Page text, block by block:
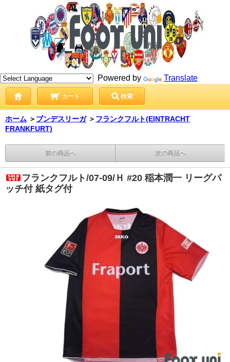
Powered by Translate
カート 検索
ホーム ＞ ブンデスリーガ ＞ フランクフルト(EINTRACHT
FRANKFURT)
前の商品へ 次の商品へ
フランクフルト/07-09/Ｈ #20 稲本潤一 リーグパ
ッチ付 紙タグ付